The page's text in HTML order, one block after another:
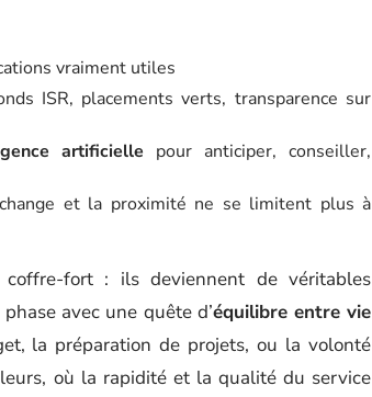
vraiment utiles
ISR, placements verts, transparence sur
artificielle pour anticiper, conseiller,
et la proximité ne se limitent plus à
fort : ils deviennent de véritables
avec une quête d’équilibre entre vie
la préparation de projets, ou la volonté
où la rapidité et la qualité du service